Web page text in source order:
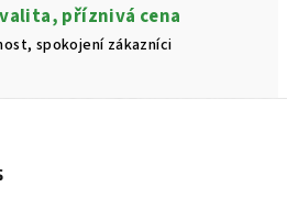
příznivá cena
spokojení zákazníci